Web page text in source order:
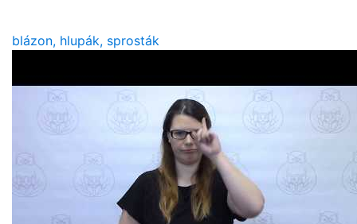
blázon, hlupák, sprosták